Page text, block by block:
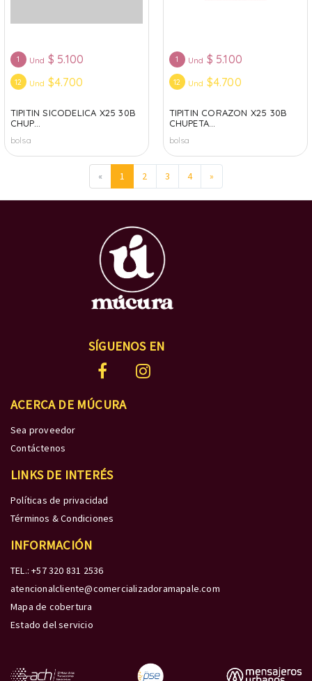
1 Und $ 5.100
12 Und $4.700
TIPITIN SICODELICA X25 30B
CHUP...
bolsa
1 Und $ 5.100
12 Und $4.700
TIPITIN CORAZON X25 30B
CHUPETA...
bolsa
« 1 2 3 4 »
SÍGUENOS EN
ACERCA DE MÚCURA
Sea proveedor
Contáctenos
LINKS DE INTERÉS
Políticas de privacidad
Términos & Condiciones
INFORMACIÓN
TEL.: +57 320 831 2536
atencionalcliente@comercializadoramapale.com
Mapa de cobertura
Estado del servicio